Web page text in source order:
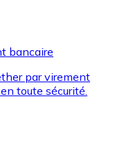
pour acheter
bancaire
par virement
toute sécurité.